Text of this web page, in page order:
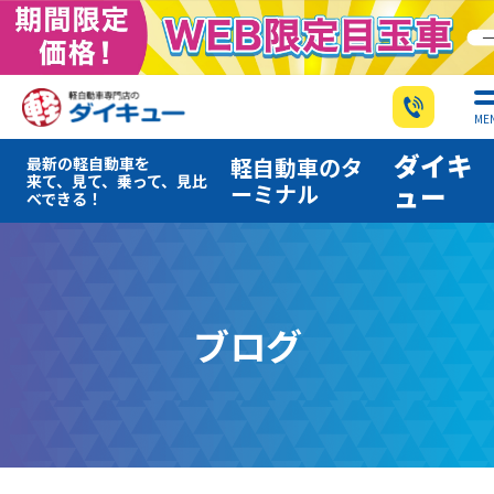
最新の軽自動車を
来て、見て、乗って、見比
べできる！
軽自動車のタ
ーミナル
ダイキ
ュー
ブログ